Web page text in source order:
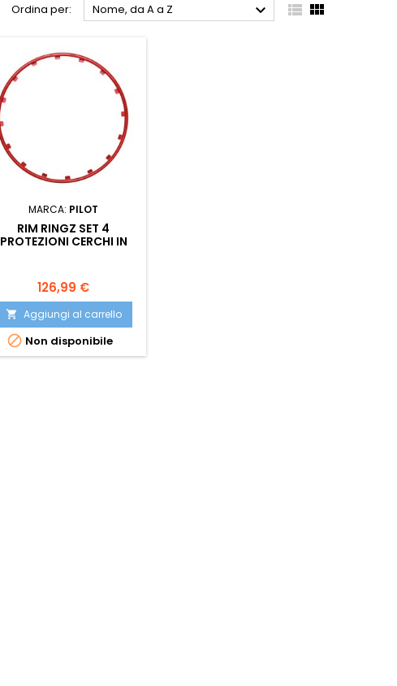
Ordina per: Nome, da A a Z   
MARCA: PILOT
RIM RINGZ SET 4
PROTEZIONI CERCHI IN
Prezzo
126,99 €
 Aggiungi al carrello
 Non disponibile